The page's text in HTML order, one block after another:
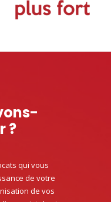
?
qui vous
de votre
de vos